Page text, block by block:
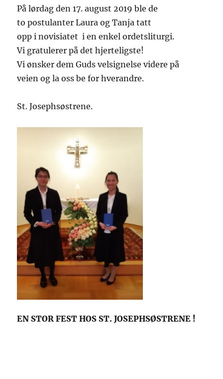
På lørdag den 17. august 2019 ble de
to postulanter Laura og Tanja tatt
opp i novisiatet i en enkel ordetsliturgi.
Vi gratulerer på det hjerteligste!
Vi ønsker dem Guds velsignelse videre på
veien og la oss be for hverandre.
St. Josephsøstrene.
EN STOR FEST HOS ST. JOSEPHSØSTRENE !